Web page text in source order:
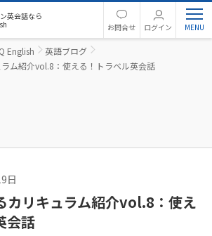
英会話なら
お問合せ ログイン
English
英語ブログ
ム紹介vol.8：使える！トラベル英会話
日
カリキュラム紹介vol.8：使え
会話